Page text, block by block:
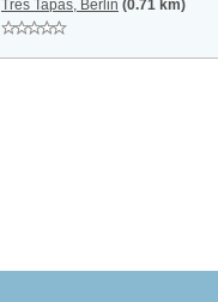
Tres Tapas, Berlin (0.71 km)